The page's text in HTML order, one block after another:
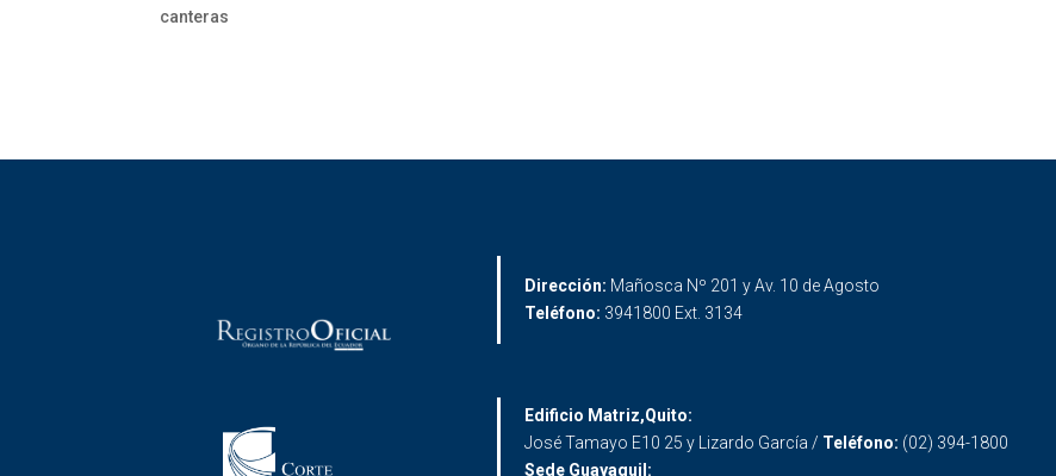
canteras
Dirección: Mañosca Nº 201 y Av. 10 de Agosto
Teléfono: 3941800 Ext. 3134
Edificio Matriz,Quito:
José Tamayo E10 25 y Lizardo García / Teléfono: (02) 394-1800
Sede Guayaquil: